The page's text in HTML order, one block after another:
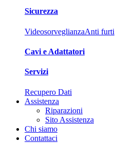
Sicurezza
VideosorveglianzaAnti furti
Cavi e Adattatori
Servizi
Recupero Dati
Assistenza
Riparazioni
Sito Assistenza
Chi siamo
Contattaci